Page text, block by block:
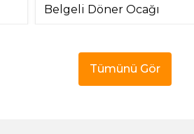
Belgeli Döner Ocağı
Tümünü Gör